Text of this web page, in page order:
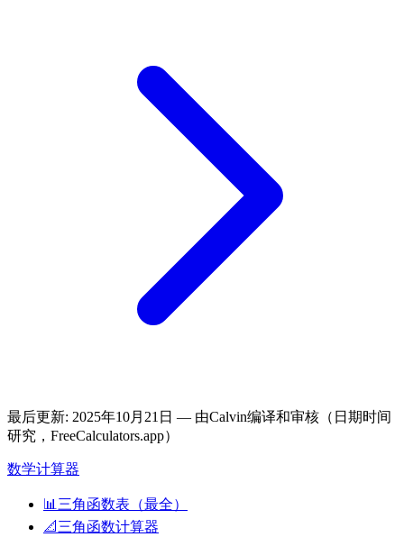
最后更新: 2025年10月21日 — 由Calvin编译和审核（日期时间
研究，FreeCalculators.app）
数学计算器
📊 三角函数表（最全）
📐 三角函数计算器